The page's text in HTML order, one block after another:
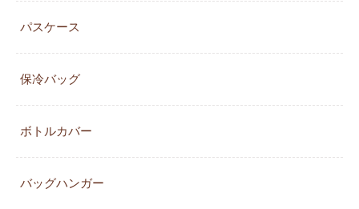
パスケース
保冷バッグ
ボトルカバー
バッグハンガー